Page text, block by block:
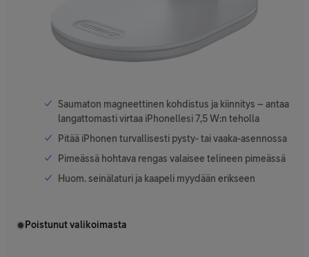
Saumaton magneettinen kohdistus ja kiinnitys – antaa
langattomasti virtaa iPhonellesi 7,5 W:n teholla
Pitää iPhonen turvallisesti pysty- tai vaaka-asennossa
Pimeässä hohtava rengas valaisee telineen pimeässä
Huom. seinälaturi ja kaapeli myydään erikseen
Poistunut valikoimasta